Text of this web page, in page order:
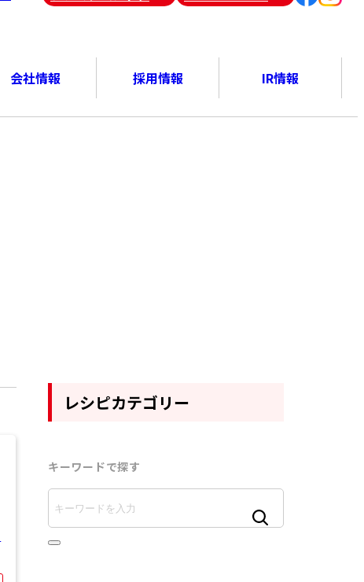
会社情報 採用情報 IR情報
レシピカテゴリー
キーワードで探す